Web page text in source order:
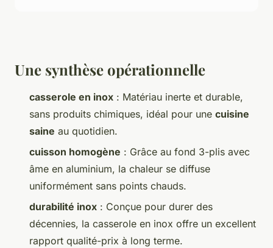
Une synthèse opérationnelle
casserole en inox : Matériau inerte et durable,
sans produits chimiques, idéal pour une cuisine
saine au quotidien.
cuisson homogène : Grâce au fond 3-plis avec
âme en aluminium, la chaleur se diffuse
uniformément sans points chauds.
durabilité inox : Conçue pour durer des
décennies, la casserole en inox offre un excellent
rapport qualité-prix à long terme.